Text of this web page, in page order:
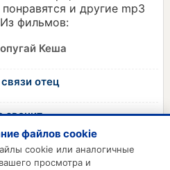
и другие mp3
фильмов:
Кеша
отец
звонит
корпоратива
файлов cookie
cookie или аналогичные
просмотра и